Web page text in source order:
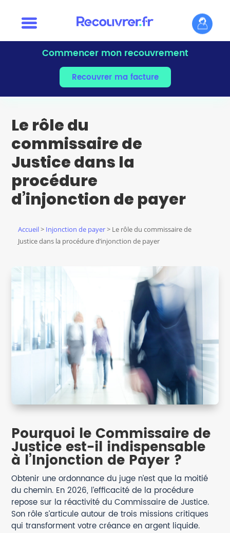
Commencer mon recouvrement
Recouvrer ma facture
Le rôle du
commissaire de
Justice dans la
procédure
d’injonction de payer
Accueil> Injonction de payer> Le rôle du commissaire de
Justice dans la procédure d’injonction de payer
Pourquoi le Commissaire de
Justice est-il indispensable
à l’Injonction de Payer ?
Obtenir une ordonnance du juge n’est que la moitié
du chemin. En 2026, l’efficacité de la procédure
repose sur la réactivité du Commissaire de Justice.
Son rôle s’articule autour de trois missions critiques
qui transforment votre créance en argent liquide.